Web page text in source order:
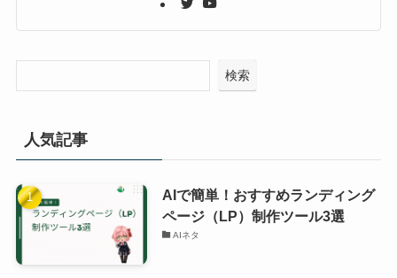
検索
人気記事
AIで簡単！おすすめランディング
ページ（LP）制作ツール3選
AIネタ